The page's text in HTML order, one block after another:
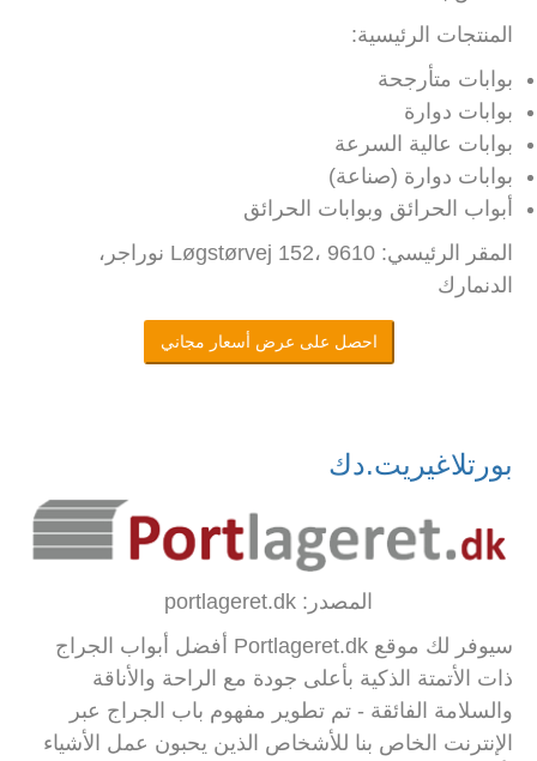
المنتجات الرئيسية:
بوابات متأرجحة
بوابات دوارة
بوابات عالية السرعة
بوابات دوارة (صناعة)
أبواب الحرائق وبوابات الحرائق
المقر الرئيسي: Løgstørvej 152، 9610 نوراجر،
الدنمارك
احصل على عرض أسعار مجاني
بورتلاغيريت.دك
المصدر: portlageret.dk
سيوفر لك موقع Portlageret.dk أفضل أبواب الجراج
ذات الأتمتة الذكية بأعلى جودة مع الراحة والأناقة
والسلامة الفائقة - تم تطوير مفهوم باب الجراج عبر
الإنترنت الخاص بنا للأشخاص الذين يحبون عمل الأشياء